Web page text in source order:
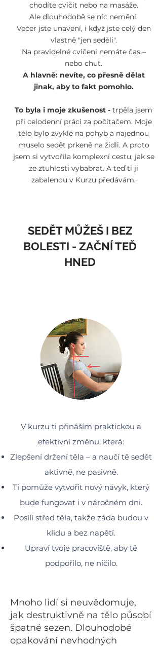
chodíte cvičit nebo na masáže.
Ale dlouhodobě se nic nemění.
Večer jste unavení, i když jste celý den
vlastně "jen seděli".
Na pravidelné cvičení nemáte čas –
nebo chuť.
A hlavně: nevíte, co přesně dělat
jinak, aby to fakt pomohlo.
To byla i moje zkušenost - trpěla jsem
při celodenní práci za počítačem. Moje
tělo bylo zvyklé na pohyb a najednou
muselo sedět prkeně na židli. A proto
jsem si vytvořila komplexní cestu, jak se
ze ztuhlosti vybabrat. A teď ti ji
zabalenou v Kurzu předávám.
SEDĚT MŮŽEŠ I BEZ
BOLESTI - ZAČNÍ TEĎ
HNED
V kurzu ti přináším praktickou a
efektivní změnu, která:
Zlepšení držení těla – a naučí tě sedět
aktivně, ne pasivně.
Ti pomůže vytvořit nový návyk, který
bude fungovat i v náročném dni.
Posílí střed těla, takže záda budou v
klidu a bez napětí.
Upraví tvoje pracoviště, aby tě
podpořilo, ne ničilo.
Mnoho lidí si neuvědomuje,
jak destruktivně na tělo působí
špatné sezen. Dlouhodobé
opakování nevhodných